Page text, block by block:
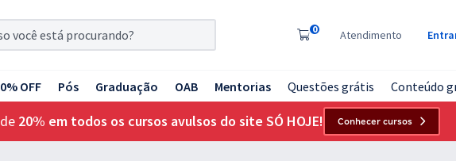
0 Atendimento
OFF Pós Graduação OAB Mentorias Questões grátis Conteúdo
20% em todos os cursos avulsos do site SÓ HOJE! Conhecer cursos